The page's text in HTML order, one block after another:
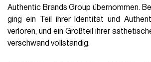
Authentic Brands Group übernommen.
ging ein Teil ihrer Identität und
verloren, und ein Großteil ihrer
verschwand vollständig.